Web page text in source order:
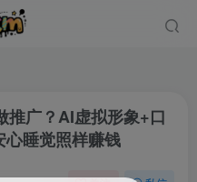
推广？AI虚拟形象+口
睡觉照样赚钱